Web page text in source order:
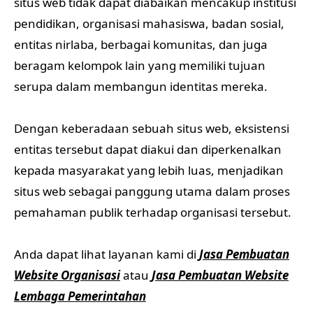
pendidikan, organisasi mahasiswa, badan sosial,
entitas nirlaba, berbagai komunitas, dan juga
beragam kelompok lain yang memiliki tujuan
serupa dalam membangun identitas mereka.
Dengan keberadaan sebuah situs web, eksistensi
entitas tersebut dapat diakui dan diperkenalkan
kepada masyarakat yang lebih luas, menjadikan
situs web sebagai panggung utama dalam proses
pemahaman publik terhadap organisasi tersebut.
Anda dapat lihat layanan kami di Jasa Pembuatan
Website Organisasiatau Jasa Pembuatan Website
Lembaga Pemerintahan